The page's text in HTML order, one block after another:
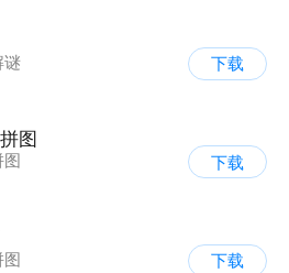
谜
下载
图
下载
下载